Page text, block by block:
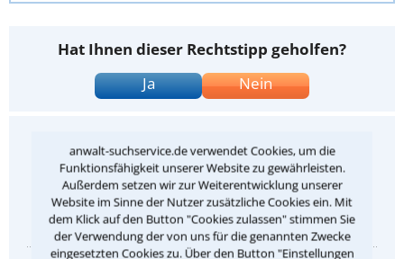
anwalt-suchservice.de verwendet Cookies, um die
Funktionsfähigkeit unserer Website zu gewährleisten.
Außerdem setzen wir zur Weiterentwicklung unserer
Website im Sinne der Nutzer zusätzliche Cookies ein. Mit
dem Klick auf den Button "Cookies zulassen" stimmen Sie
der Verwendung der von uns für die genannten Zwecke
eingesetzten Cookies zu. Über den Button "Einstellungen
Hat Ihnen dieser Rechtstipp geholfen?
Ja
Nein
Gefällt Ihnen dieser Rechtstipp?
Ihre Bewertung:
1 2 3 4 5